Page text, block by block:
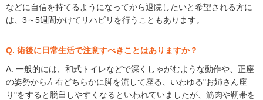
などに自信を持てるようになってから退院したいと希望される方に
は、3～5週間かけてリハビリを行うこともあります。
Q. 術後に日常生活で注意すべきことはありますか？
A. 一般的には、和式トイレなどで深くしゃがむような動作や、正座
の姿勢から左右どちらかに脚を流して座る、いわゆる"お姉さん座
り"をすると脱臼しやすくなるといわれていましたが、筋肉や靭帯を